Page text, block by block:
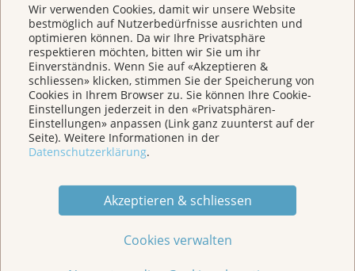
Wir verwenden Cookies, damit wir unsere Website
bestmöglich auf Nutzerbedürfnisse ausrichten und
optimieren können. Da wir Ihre Privatsphäre
respektieren möchten, bitten wir Sie um ihr
Einverständnis. Wenn Sie auf «Akzeptieren &
schliessen» klicken, stimmen Sie der Speicherung von
Cookies in Ihrem Browser zu. Sie können Ihre Cookie-
Einstellungen jederzeit in den «Privatsphären-
Einstellungen» anpassen (Link ganz zuunterst auf der
Seite). Weitere Informationen in der
Datenschutzerklärung.
Akzeptieren & schliessen
Cookies verwalten
Prävention
Veranstaltungen/ Podcasts/Links
Für Medien
Spenden
Jede Geschichte zählt